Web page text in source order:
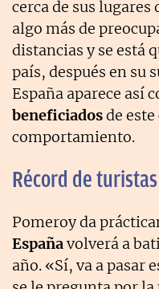
cerca de sus
algo más de
distancias y se está
país, después en su
España aparece así
beneficiadosde
comportamiento.
Récord de
Pomeroy da
Españavolverá a
año. «Sí, va a pasar